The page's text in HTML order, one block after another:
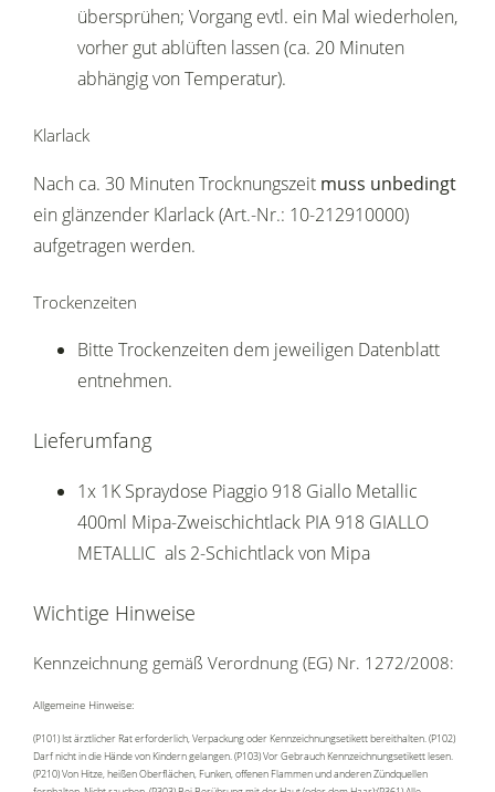
übersprühen; Vorgang evtl. ein Mal wiederholen,
vorher gut ablüften lassen (ca. 20 Minuten
abhängig von Temperatur).
Klarlack
Nach ca. 30 Minuten Trocknungszeit muss unbedingt
ein glänzender Klarlack (Art.-Nr.: 10-212910000)
aufgetragen werden.
Trockenzeiten
Bitte Trockenzeiten dem jeweiligen Datenblatt
entnehmen.
Lieferumfang
1x 1K Spraydose Piaggio 918 Giallo Metallic
400ml Mipa-Zweischichtlack PIA 918 GIALLO
METALLIC als 2-Schichtlack von Mipa
Wichtige Hinweise
Kennzeichnung gemäß Verordnung (EG) Nr. 1272/2008:
Allgemeine Hinweise:
(P101) Ist ärztlicher Rat erforderlich, Verpackung oder Kennzeichnungsetikett bereithalten. (P102)
Darf nicht in die Hände von Kindern gelangen. (P103) Vor Gebrauch Kennzeichnungsetikett lesen.
(P210) Von Hitze, heißen Oberflächen, Funken, offenen Flammen und anderen Zündquellen